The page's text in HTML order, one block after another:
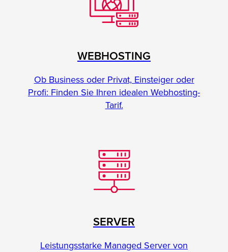
WEBHOSTING
Ob Business oder Privat, Einsteiger oder
Profi: Finden Sie Ihren idealen Webhosting-
Tarif.
SERVER
Leistungsstarke Managed Server von